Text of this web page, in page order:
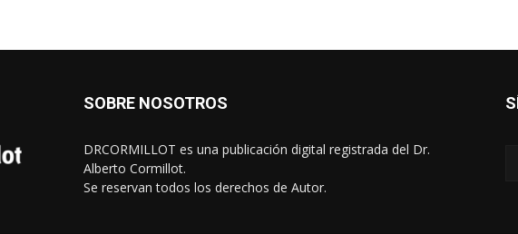
SOBRE NOSOTROS
DRCORMILLOT es una publicación digital registrada del Dr.
Alberto Cormillot.
Se reservan todos los derechos de Autor.